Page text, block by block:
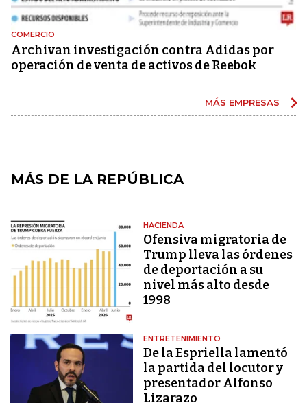
COMERCIO
Archivan investigación contra Adidas por
operación de venta de activos de Reebok
MÁS EMPRESAS
MÁS DE LA REPÚBLICA
HACIENDA
Ofensiva migratoria de
Trump lleva las órdenes
de deportación a su
nivel más alto desde
1998
ENTRETENIMIENTO
De la Espriella lamentó
la partida del locutor y
presentador Alfonso
Lizarazo